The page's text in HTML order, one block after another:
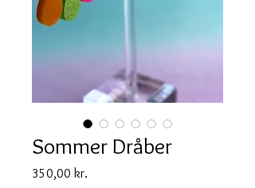
Sommer Dråber
350,00 kr.